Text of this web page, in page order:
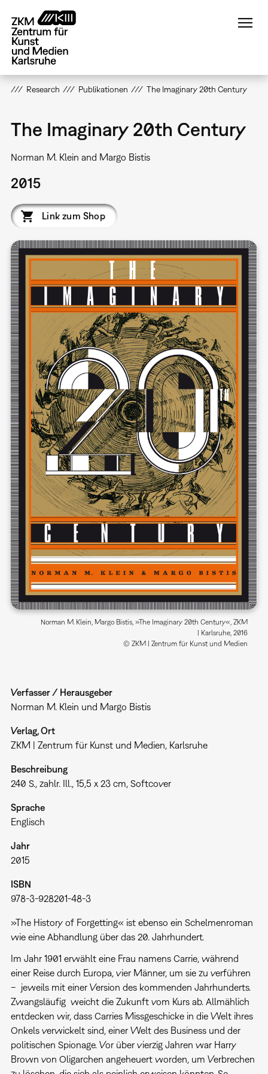
zum
Inhalt
Research Publikationen The Imaginary 20th Century
The Imaginary 20th Century
Norman M. Klein and Margo Bistis
2015
Link zum Shop
Norman M. Klein, Margo Bistis, »The Imaginary 20th Century«, ZKM
| Karlsruhe, 2016
© ZKM | Zentrum für Kunst und Medien
Verfasser / Herausgeber
Norman M. Klein und Margo Bistis
Verlag, Ort
ZKM | Zentrum für Kunst und Medien, Karlsruhe
Beschreibung
240 S., zahlr. Ill., 15,5 x 23 cm, Softcover
Sprache
Englisch
Jahr
2015
ISBN
978-3-928201-48-3
»The History of Forgetting« ist ebenso ein Schelmenroman
wie eine Abhandlung über das 20. Jahrhundert.
Im Jahr 1901 erwählt eine Frau namens Carrie, während
einer Reise durch Europa, vier Männer, um sie zu verführen
– jeweils mit einer Version des kommenden Jahrhunderts.
Zwangsläufig weicht die Zukunft vom Kurs ab. Allmählich
entdecken wir, dass Carries Missgeschicke in die Welt ihres
Onkels verwickelt sind, einer Welt des Business und der
politischen Spionage. Vor über vierzig Jahren war Harry
Brown von Oligarchen angeheuert worden, um Verbrechen